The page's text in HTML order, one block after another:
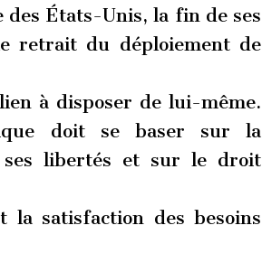
des États-Unis, la fin de ses
retrait du déploiement de
à disposer de lui-même.
doit se baser sur la
ses libertés et sur le droit
la satisfaction des besoins